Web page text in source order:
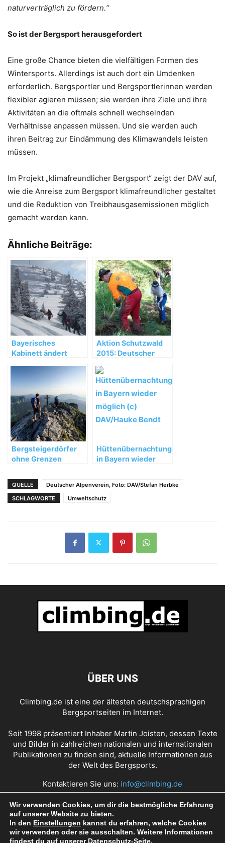
naturverträglich zu fördern.“
So ist der Bergsport herausgefordert
Eine große Chance bieten die vielfältigen Formen des
Wintersports. Allerdings ist auch dort ein Umdenken
erforderlich. Bergsportler und Bergsportlerinnen werden
flexibler agieren müssen; sie werden ihre Ziele und ihre
Aktivitäten an die oftmals schnell wechselnden
Verhältnisse anpassen müssen. Und sie werden auch
ihren Beitrag zur Eindämmung des Klimawandels leisten
müssen.
Im Projekt „klimafreundlicher Bergsport“ zeigt der DAV auf,
wie die Anreise zum Bergsport klimafreundlicher gestaltet
und die Reduktion von Treibhausgasemissionen möglich
gemacht werden kann.
Ähnliche Beiträge:
Bayerisches
Kabinett ändert
Eiltempo
Aktion Schutzwald
2015: Deutscher
Wald, Wege und
Zäune fit
Bergsteigerdörfer
ohne Grenzen
Hüttenübernachtung
in Bayern wieder
QUELLE
Deutscher Alpenverein, Foto: DAV/Stefan Herbke
SCHLAGWORTE
Umweltschutz
ÜBER UNS
Climbing.de ist eine der ältesten deutschsprachigen
Bergsportseiten im Internet.
Seit 1998 präsentiert Inhaber Martin Joisten, dessen Texte
und Bilder in zahlreichen nationalen und internationalen
Publikationen zu finden sind, aktuelle Informationen aus
der Welt des Bergsports.
Kontaktieren Sie uns: info@climbing.de
Über Climbing.de RSS Feed Mediadaten
Nutzungsbedingungen Datenschutz Impressum
Wir verwenden Cookies, um dir die bestmögliche Erfahrung
auf unserer Website zu bieten.
In den Einstellungen kannst du erfahren, welche Cookies
wir verwenden oder sie ausschalten. Weitere Informationen
findest du auf unserer Datenschutz-Seite.